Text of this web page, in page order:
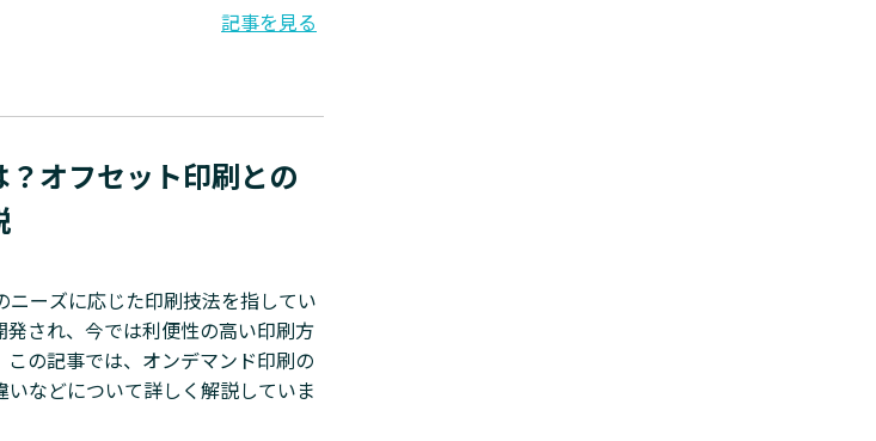
記事を見る
オフセット印刷との
ーズに応じた印刷技法を指してい
され、今では利便性の高い印刷方
の記事では、オンデマンド印刷の
などについて詳しく解説していま